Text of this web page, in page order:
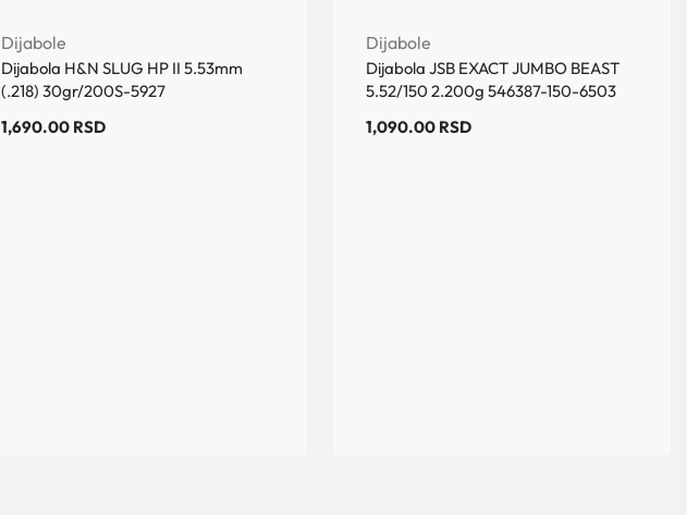
Dijabole
Dijabola H&N SLUG HP II 5.53mm
(.218) 30gr/200S-5927
1,690.00 RSD
Dijabole
Dijabola JSB EXACT JUMBO BEAST
5.52/150 2.200g 546387-150-6503
1,090.00 RSD